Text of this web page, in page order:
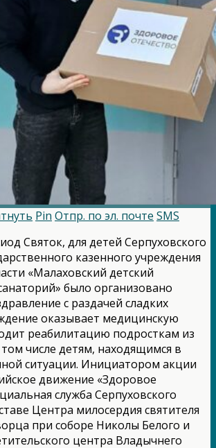
Pin Отпр. по эл. почте SMS
Святок, для детей Серпуховского
казенного учреждения
«Малаховский детский
было организовано
с раздачей сладких
оказывает медицинскую
реабилитацию подросткам из
числе детям, находящимся в
ситуации. Инициатором акции
движение «Здоровое
служба Серпуховского
Центра милосердия святителя
при соборе Николы Белого и
центра Владычнего